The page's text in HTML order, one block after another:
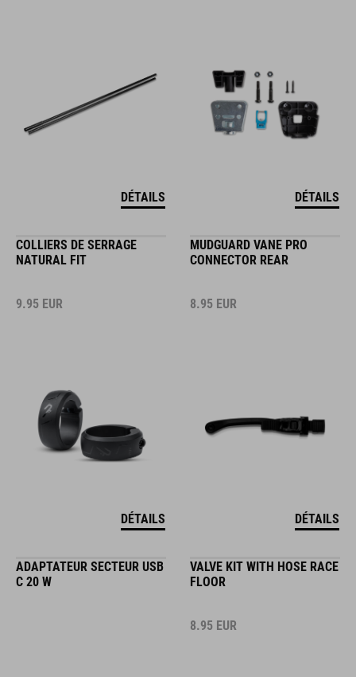
DÉTAILS DÉTAILS
COLLIERS DE SERRAGE
NATURAL FIT
9.95 EUR
DÉTAILS
MUDGUARD VANE PRO
CONNECTOR REAR
8.95 EUR
DÉTAILS
ADAPTATEUR SECTEUR USB
C 20 W
VALVE KIT WITH HOSE RACE
FLOOR
8.95 EUR